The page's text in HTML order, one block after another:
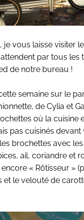
je vous laisse visiter
par tous
de notre bureau !
semaine sur le
, de Cylia et
où la
pas cuisinés
brochettes avec
ail, coriandre et
encore« Rôtisseur » (
le velouté de